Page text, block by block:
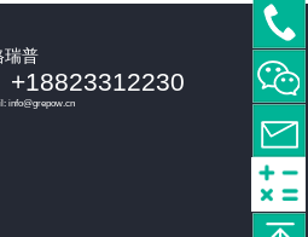
瑞普
+18823312230
info@grepow.cn